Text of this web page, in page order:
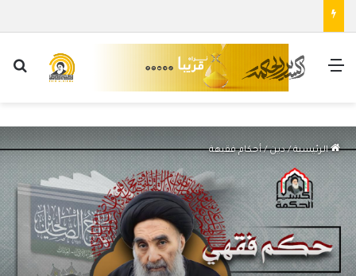
القائمة
الرئيسية / دين / أحكام فقيهة